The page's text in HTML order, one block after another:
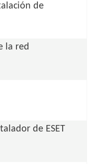
de
la red
de ESET